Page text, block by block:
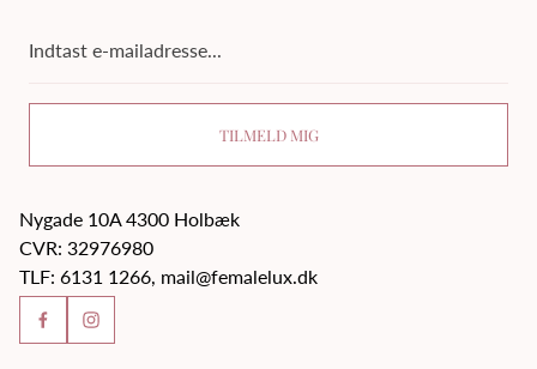
Nygade 10A 4300 Holbæk
CVR: 32976980
TLF: 6131 1266, mail@femalelux.dk
TILMELD MIG